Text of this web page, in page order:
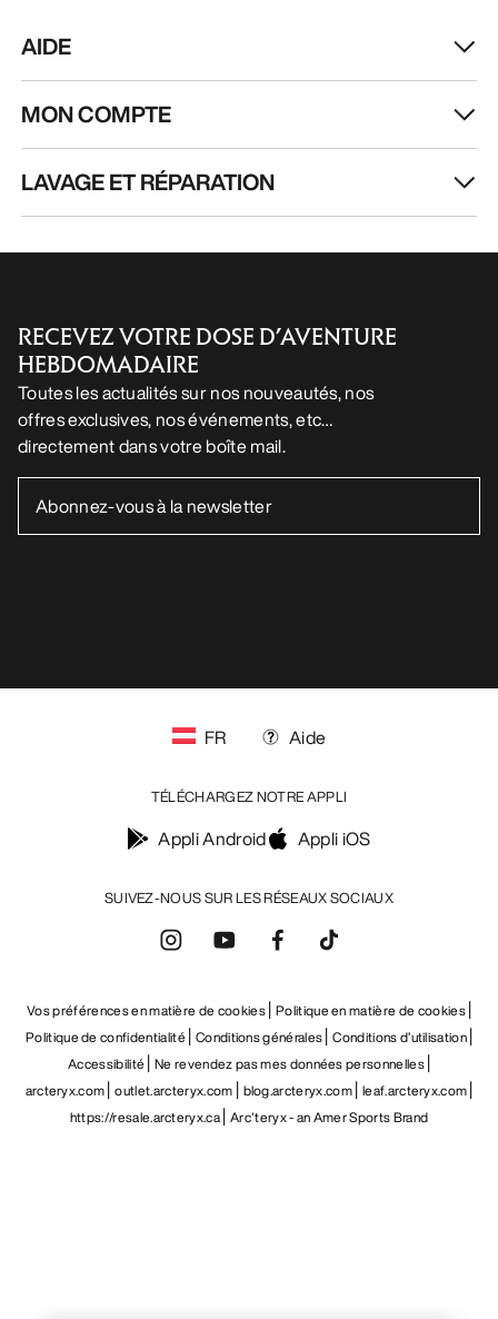
AIDE
MON COMPTE
LAVAGE ET RÉPARATION
RECEVEZ VOTRE DOSE D’AVENTURE
HEBDOMADAIRE
Toutes les actualités sur nos nouveautés, nos
offres exclusives, nos événements, etc…
directement dans votre boîte mail.
SUIVEZ-NOUS SUR LES RÉSEAUX SOCIAUX
FR Aide
TÉLÉCHARGEZ NOTRE APPLI
Appli Android Appli iOS
Vos préférences en matière de cookies Politique en matière de cookies
Politique de confidentialité Conditions générales Conditions d’utilisation
Accessibilité Ne revendez pas mes données personnelles
arcteryx.com outlet.arcteryx.com blog.arcteryx.com leaf.arcteryx.com
https://resale.arcteryx.ca Arc'teryx - an Amer Sports Brand